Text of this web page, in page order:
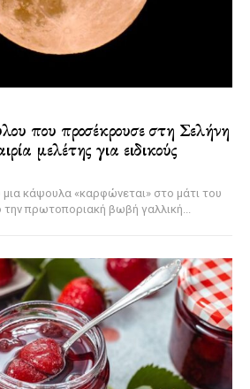
που προσέκρουσε στη Σελήνη
μελέτης για ειδικούς
κάψουλα «καρφώνεται» στο μάτι του
πρωτοποριακή βωβή γαλλική...